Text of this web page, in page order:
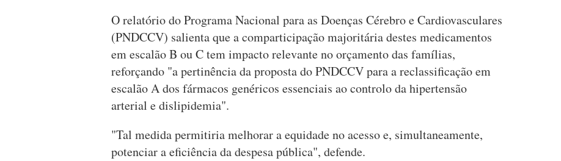
O relatório do Programa Nacional para as Doenças Cérebro e Cardiovasculares
(PNDCCV) salienta que a comparticipação majoritária destes medicamentos
em escalão B ou C tem impacto relevante no orçamento das famílias,
reforçando "a pertinência da proposta do PNDCCV para a reclassificação em
escalão A dos fármacos genéricos essenciais ao controlo da hipertensão
arterial e dislipidemia".
"Tal medida permitiria melhorar a equidade no acesso e, simultaneamente,
potenciar a eficiência da despesa pública", defende.